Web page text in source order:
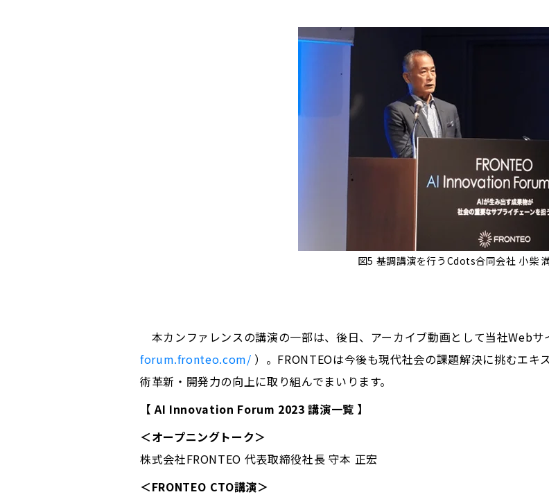
図5 基調講演を行うCdots合同会社 小柴
本カンファレンスの講演の一部は、後日、アーカイブ動画として当社Web
forum.fronteo.com/ ）。FRONTEOは今後も現代社会の課題解決に挑むエ
術革新・開発力の向上に取り組んでまいります。
【 AI Innovation Forum 2023 講演一覧 】
＜オープニングトーク＞
株式会社FRONTEO 代表取締役社長 守本 正宏
＜FRONTEO CTO講演＞